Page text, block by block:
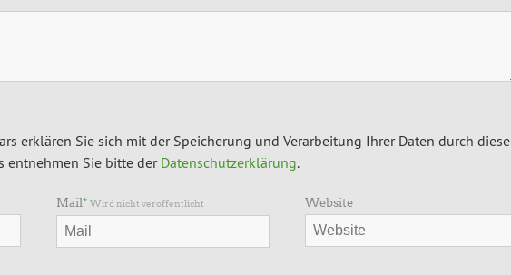
erklären Sie sich mit der Speicherung und Verarbeitung Ihrer Daten durch diese
entnehmen Sie bitte der Datenschutzerklärung.
Mail* Wird nicht veröffentlicht Website